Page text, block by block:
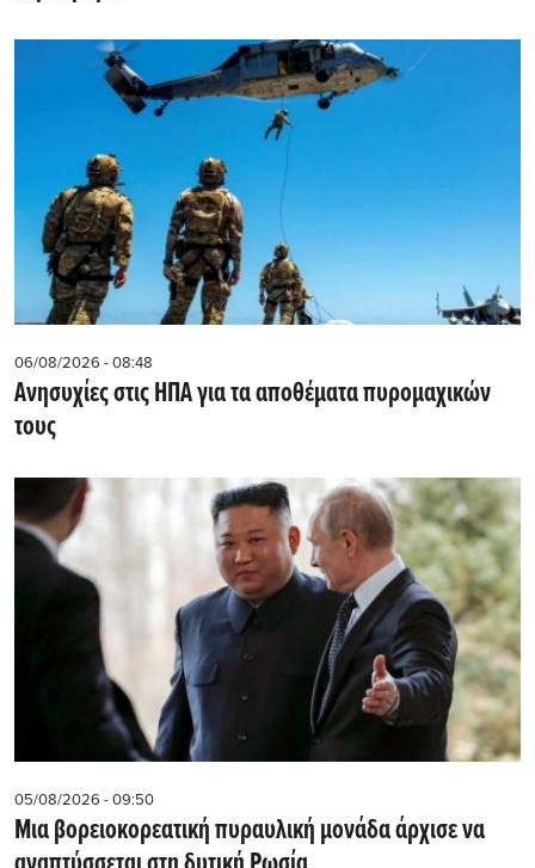
06/08/2026 - 08:48
Ανησυχίες στις ΗΠΑ για τα αποθέματα πυρομαχικών
τους
05/08/2026 - 09:50
Μια βορειοκορεατική πυραυλική μονάδα άρχισε να